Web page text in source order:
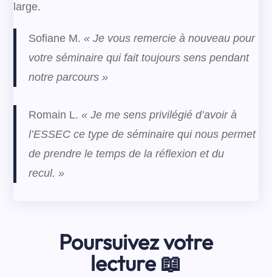
large.
Sofiane M.« Je vous remercie à nouveau pour
votre séminaire qui fait toujours sens pendant
notre parcours »
Romain L.« Je me sens privilégié d’avoir à
l’ESSEC ce type de séminaire qui nous permet
de prendre le temps de la réflexion et du
recul. »
Poursuivez votre
lecture 📖